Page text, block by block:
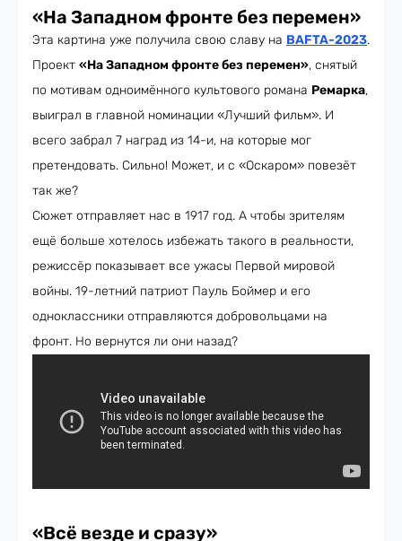
«На Западном фронте без перемен»
Эта картина уже получила свою славу на BAFTA-2023.
Проект «На Западном фронте без перемен», снятый
по мотивам одноимённого культового романа Ремарка,
выиграл в главной номинации «Лучший фильм». И
всего забрал 7 наград из 14-и, на которые мог
претендовать. Сильно! Может, и с «Оскаром» повезёт
так же?
Сюжет отправляет нас в 1917 год. А чтобы зрителям
ещё больше хотелось избежать такого в реальности,
режиссёр показывает все ужасы Первой мировой
войны. 19-летний патриот Пауль Боймер и его
одноклассники отправляются добровольцами на
фронт. Но вернутся ли они назад?
«Всё везде и сразу»